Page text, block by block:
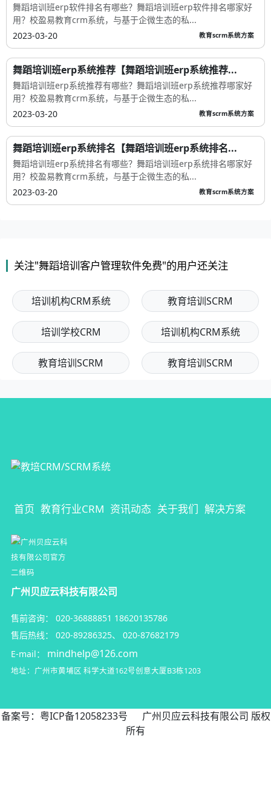
舞蹈培训班erp软件排名有哪些？舞蹈培训班erp软件排名哪家好
用？校盈易教育crm系统，与基于企微生态的私...
2023-03-20
教育scrm系统方案
舞蹈培训班erp系统推荐【舞蹈培训班erp系统推荐...
舞蹈培训班erp系统推荐有哪些？舞蹈培训班erp系统推荐哪家好
用？校盈易教育crm系统，与基于企微生态的私...
2023-03-20
教育scrm系统方案
舞蹈培训班erp系统排名【舞蹈培训班erp系统排名...
舞蹈培训班erp系统排名有哪些？舞蹈培训班erp系统排名哪家好
用？校盈易教育crm系统，与基于企微生态的私...
2023-03-20
教育scrm系统方案
关注"舞蹈培训客户管理软件免费"的用户还关注
培训机构CRM系统 教育培训SCRM
培训学校CRM 培训机构CRM系统
教育培训SCRM 教育培训SCRM
首页 教育行业CRM 资讯动态 关于我们 解决方案
广州贝应云科技有限公司
售前咨询： 020-36888851 18620135786
售后热线：
020-89286325、 020-87682179
E-mail：
mindhelp@126.com
地址：广州市黄埔区 科学大道162号创意大厦B3栋1203
备案号： 粤ICP备12058233号 广州贝应云科技有限公司 版权
所有